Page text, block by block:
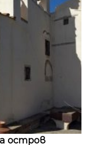
остров